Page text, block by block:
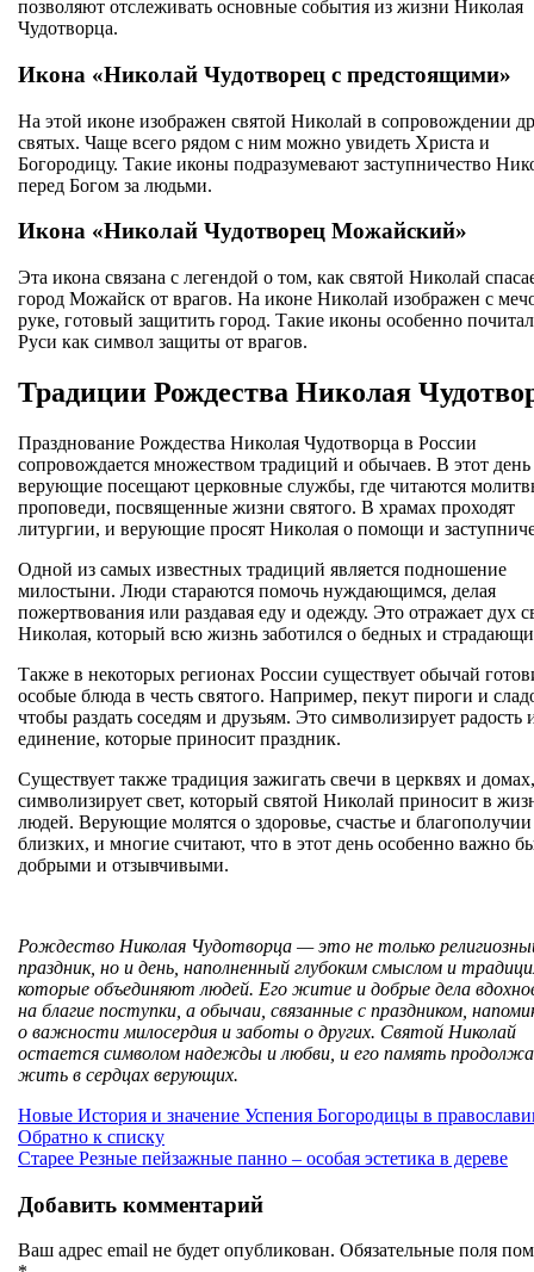
позволяют отслеживать основные события из жизни Николая
Чудотворца.
Икона «Николай Чудотворец с предстоящими»
На этой иконе изображен святой Николай в сопровождении
святых. Чаще всего рядом с ним можно увидеть Христа и
Богородицу. Такие иконы подразумевают заступничество
перед Богом за людьми.
Икона «Николай Чудотворец Можайский»
Эта икона связана с легендой о том, как святой Николай
город Можайск от врагов. На иконе Николай изображен с
руке, готовый защитить город. Такие иконы особенно
Руси как символ защиты от врагов.
Традиции Рождества Николая
Празднование Рождества Николая Чудотворца в России
сопровождается множеством традиций и обычаев. В этот день
верующие посещают церковные службы, где читаются
проповеди, посвященные жизни святого. В храмах проходят
литургии, и верующие просят Николая о помощи и
Одной из самых известных традиций является подношение
милостыни. Люди стараются помочь нуждающимся, делая
пожертвования или раздавая еду и одежду. Это отражает дух
Николая, который всю жизнь заботился о бедных и
Также в некоторых регионах России существует обычай
особые блюда в честь святого. Например, пекут пироги и
чтобы раздать соседям и друзьям. Это символизирует радость
единение, которые приносит праздник.
Существует также традиция зажигать свечи в церквях и
символизирует свет, который святой Николай приносит в
людей. Верующие молятся о здоровье, счастье и
близких, и многие считают, что в этот день особенно важно
добрыми и отзывчивыми.
Рождество Николая Чудотворца — это не только
праздник, но и день, наполненный глубоким смыслом и
которые объединяют людей. Его житие и добрые дела
на благие поступки, а обычаи, связанные с праздником,
о важности милосердия и заботы о других. Святой Николай
остается символом надежды и любви, и его память
жить в сердцах верующих.
Новые История и значение Успения Богородицы в
Обратно к списку
Старее Резные пейзажные панно – особая эстетика в дереве
Добавить комментарий
Ваш адрес email не будет опубликован. Обязательные поля